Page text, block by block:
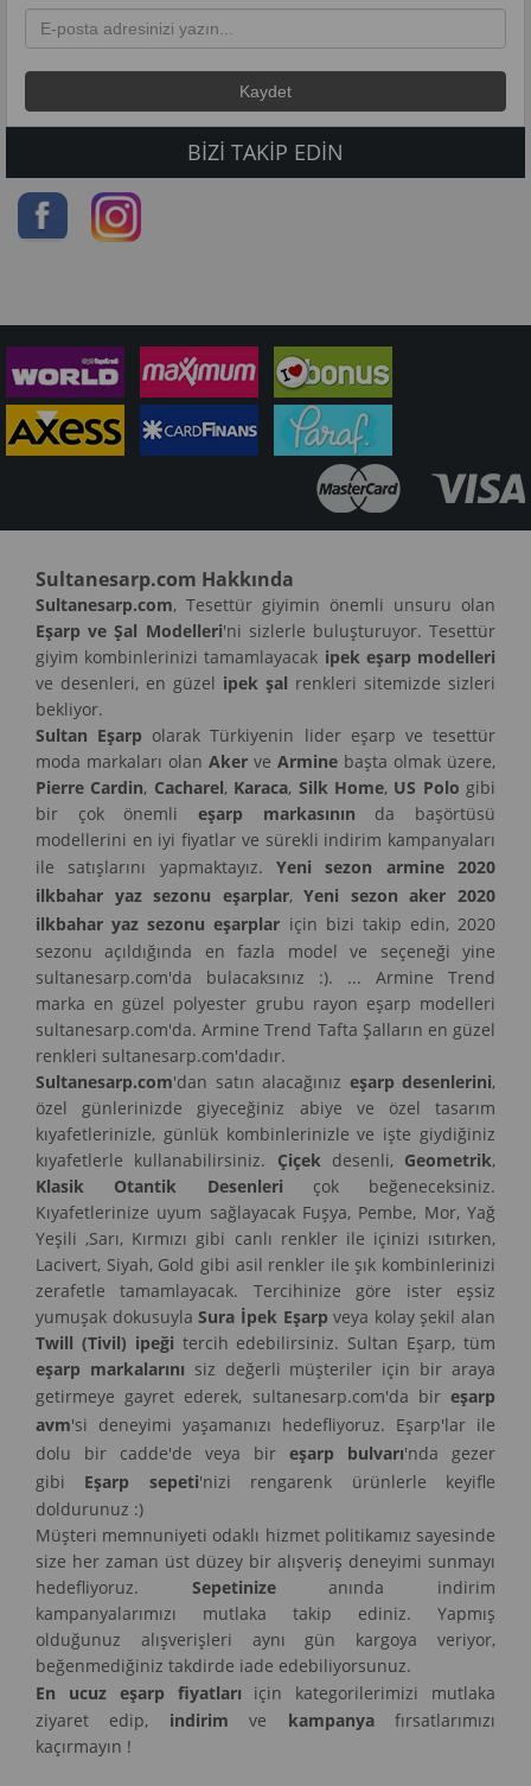
BIZI TAKIP EDIN
Sultanesarp.com Hakkında
Sultanesarp.com, Tesettür giyimin önemli unsuru olan
Eşarp ve Şal Modelleri'ni sizlerle buluşturuyor. Tesettür
giyim kombinlerinizi tamamlayacak ipek eşarp modelleri
ve desenleri, en güzel ipek şal renkleri sitemizde sizleri
bekliyor.
Sultan Eşarp olarak Türkiyenin lider eşarp ve tesettür
moda markaları olan Aker ve Armine başta olmak üzere,
Pierre Cardin, Cacharel, Karaca, Silk Home, US Polo gibi
bir çok önemli eşarp markasının da başörtüsü
modellerini en iyi fiyatlar ve sürekli indirim kampanyaları
ile satışlarını yapmaktayız. Yeni sezon armine 2020
ilkbahar yaz sezonu eşarplar,Yeni sezon aker 2020
ilkbahar yaz sezonu eşarplar için bizi takip edin, 2020
sezonu açıldığında en fazla model ve seçeneği yine
sultanesarp.com'da bulacaksınız :). ... Armine Trend
marka en güzel polyester grubu rayon eşarp modelleri
sultanesarp.com'da. Armine Trend Tafta Şalların en güzel
renkleri sultanesarp.com'dadır.
Sultanesarp.com'dan satın alacağınız eşarp desenlerini,
özel günlerinizde giyeceğiniz abiye ve özel tasarım
kıyafetlerinizle, günlük kombinlerinizle ve işte giydiğiniz
kıyafetlerle kullanabilirsiniz. Çiçek desenli, Geometrik,
Klasik Otantik Desenleri çok beğeneceksiniz.
Kıyafetlerinize uyum sağlayacak Fuşya, Pembe, Mor, Yağ
Yeşili ,Sarı, Kırmızı gibi canlı renkler ile içinizi ısıtırken,
Lacivert, Siyah, Gold gibi asil renkler ile şık kombinlerinizi
zerafetle tamamlayacak. Tercihinize göre ister eşsiz
yumuşak dokusuylaSura İpek Eşarpveya kolay şekil alan
Twill (Tivil) ipeği tercih edebilirsiniz. Sultan Eşarp, tüm
eşarp markalarını siz değerli müşteriler için bir araya
getirmeye gayret ederek, sultanesarp.com'da bir eşarp
avm'si deneyimi yaşamanızı hedefliyoruz. Eşarp'lar ile
dolu bir cadde'de veya bir eşarp bulvarı'nda gezer
gibi Eşarp sepeti'nizi rengarenk ürünlerle keyifle
doldurunuz :)
Müşteri memnuniyeti odaklı hizmet politikamız sayesinde
size her zaman üst düzey bir alışveriş deneyimi sunmayı
hedefliyoruz. Sepetinizeanında indirim
kampanyalarımızı mutlaka takip ediniz. Yapmış
olduğunuz alışverişleri aynı gün kargoya veriyor,
beğenmediğiniz takdirde iade edebiliyorsunuz.
En ucuz eşarp fiyatları
için kategorilerimizi mutlaka
ziyaret edip, indirim ve kampanyafırsatlarımızı
kaçırmayın !